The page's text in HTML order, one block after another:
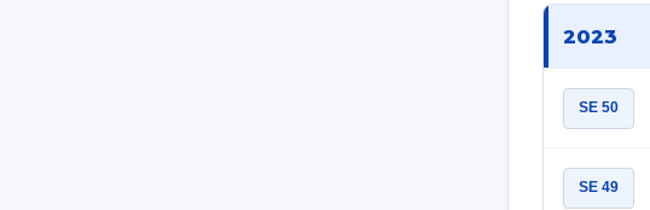
2023
SE 50
SE 49